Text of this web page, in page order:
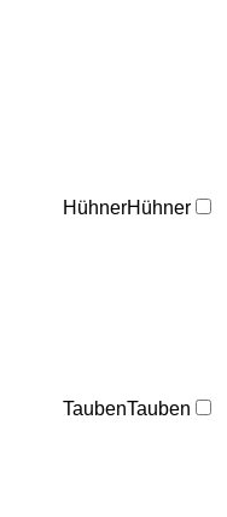
HühnerHühner
TaubenTauben